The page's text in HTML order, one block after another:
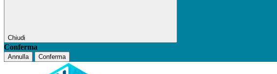
Chiudi
Conferma
Annulla Conferma